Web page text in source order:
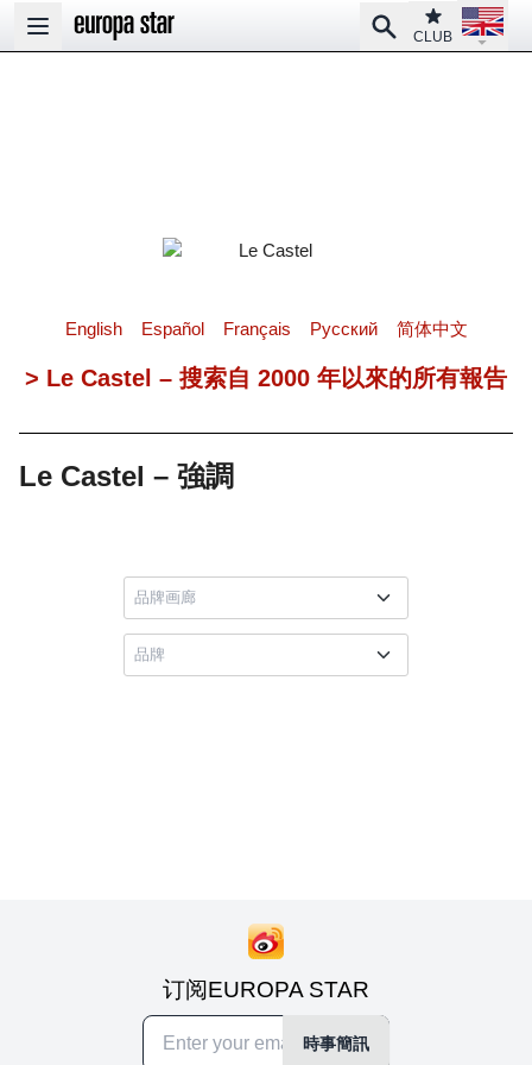
Open main menu
SearchClub
CLUB
Open
English Español Français Pусский 简体中文
> Le Castel – 搜索自 2000 年以來的所有報告
Le Castel – 強調
订阅EUROPA STAR
時事簡訊